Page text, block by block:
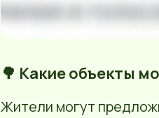
🌳 Какие объекты
Жители могут